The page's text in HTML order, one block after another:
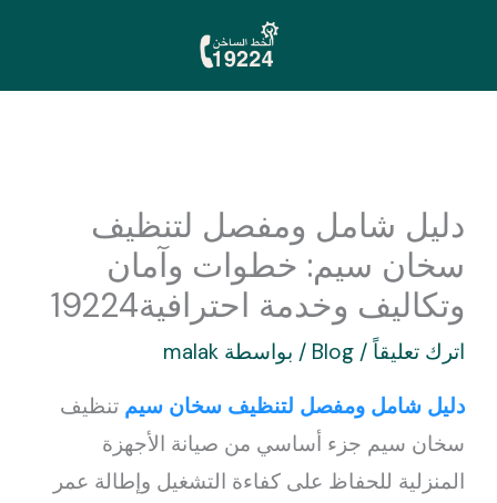
المحتوى
دليل شامل ومفصل لتنظيف
سخان سيم: خطوات وآمان
وتكاليف وخدمة احترافية19224
اترك تعليقاً /
Blog / بواسطة malak
دليل شامل ومفصل لتنظيف سخان سيمتنظيف
سخان سيم جزء أساسي من صيانة الأجهزة
المنزلية للحفاظ على كفاءة التشغيل وإطالة عمر